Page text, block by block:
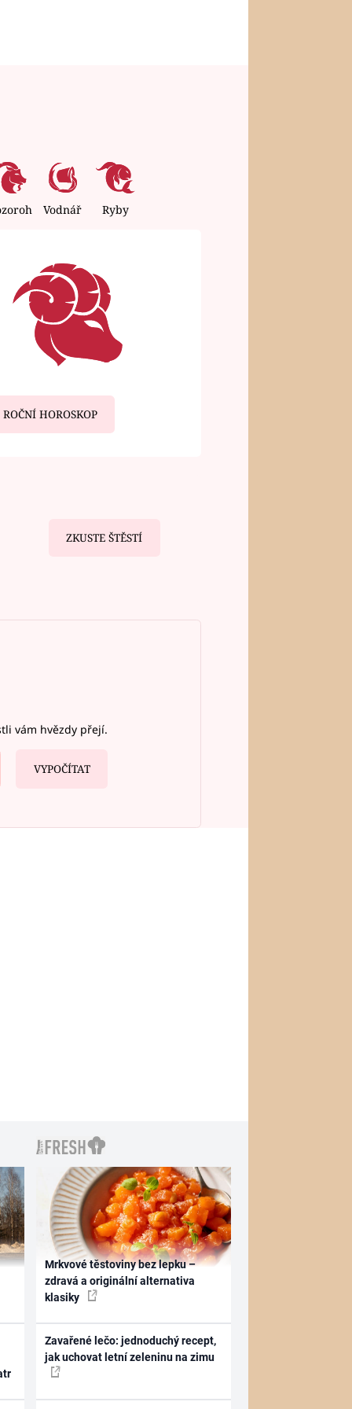
Vodnář Ryby
ROČNÍ HOROSKOP
ZKUSTE ŠTĚSTÍ
vám hvězdy přejí.
VYPOČÍTAT
Mrkvové těstoviny bez lepku –
zdravá a originální alternativa
klasiky
Zavařené lečo: jednoduchý recept,
jak uchovat letní zeleninu na zimu